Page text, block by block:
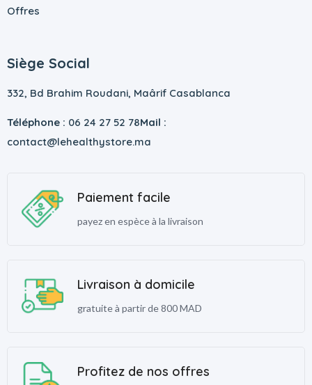
Offres
Siège Social
332, Bd Brahim Roudani, Maârif Casablanca
Téléphone : 06 24 27 52 78Mail :
contact@lehealthystore.ma
Paiement facile
payez en espèce à la livraison
Livraison à domicile
gratuite à partir de 800 MAD
Profitez de nos offres